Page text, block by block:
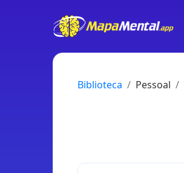
Biblioteca Pessoal